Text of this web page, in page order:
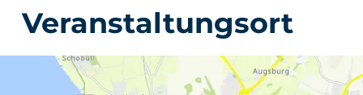
Veranstaltungsort